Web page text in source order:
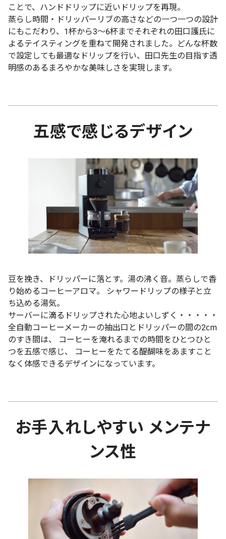
ことで、ハンドドリップに近いドリップを再現。
蒸らし時間・ドリッパーリブの高さなどの一つ一つの設計
にもこだわり、1杯から3～6杯までそれぞれの田口護氏に
よるテイスティングを重ねて開発されました。どんな杯数
で設定しても最適なドリップを行い、田口先生の目指す透
明感のあるまろやかな美味しさを実現します。
五感で感じるデザイン
豆を挽き、ドリッパーに落とす。湯の沸く音。蒸らしで香
り始めるコーヒーアロマ。 シャワードリップの様子と立
ち込める湯気。
サーバーに滴るドリップされた心地よいしずく・・・・・
全自動コーヒーメーカーの抽出口とドリッパーの間の2cm
のすき間は、 コーヒーを淹れるまでの時間をひとつひと
つを五感で感じ、 コーヒーをたてる醍醐味をあますこと
なく体感できるデザインになっています。
お手入れしやすい メンテナ
ンス性